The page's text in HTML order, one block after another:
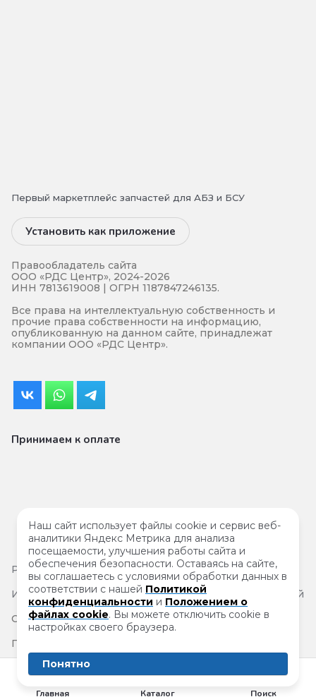
Первый маркетплейс запчастей для АБЗ и БСУ
Установить как приложение
Правообладатель сайта
ООО «РДС Центр», 2024-2026
ИНН 7813619008 | ОГРН 1187847246135.
Все права на интеллектуальную собственность и
прочие права собственности на информацию,
опубликованную на данном сайте, принадлежат
компании ООО «РДС Центр».
Принимаем к оплате
Результатыспециальной проверки условий труда
Информация на сайте не является публичной офертой
Согласие на обработку персональных данных
Политика защиты и обработки персональных данных
Главная Каталог Поиск
Наш сайт использует файлы cookie и сервис веб-
аналитики Яндекс Метрика для анализа
посещаемости, улучшения работы сайта и
обеспечения безопасности. Оставаясь на сайте,
вы соглашаетесь с условиями обработки данных в
соответствии с нашей Политикой
конфиденциальности и Положением о
файлах cookie. Вы можете отключить cookie в
настройках своего браузера.
Понятно